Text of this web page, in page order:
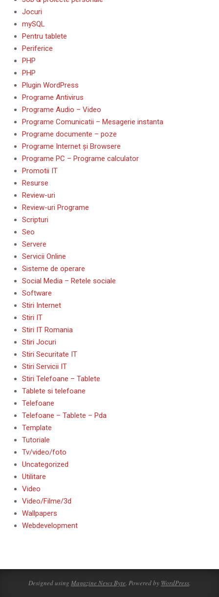
Jocuri
mySQL
Pentru tablete
Periferice
PHP
PHP
Plugin WordPress
Programe Antivirus
Programe Audio – Video
Programe Comunicatii – Mesagerie instanta
Programe documente – poze
Programe Internet și Browsere
Programe PC – Programe calculator
Promotii IT
Resurse
Review-uri
Review-uri Programe
Scripturi
Seo
Servere
Servicii Online
Sisteme de operare
Social Media – Retele sociale
Software
Stiri Internet
Stiri IT
Stiri IT Romania
Stiri Jocuri
Stiri Securitate IT
Stiri Servicii IT
Stiri Telefoane – Tablete
Tablete si telefoane
Telefoane
Telefoane – Tablete – Pda
Template
Tutoriale
Tv/video/foto
Uncategorized
Utilitare
Video
Video/Filme/3d
Wallpapers
Webdevelopment
Designed using Magazine News Byte. Powered by WordPress.